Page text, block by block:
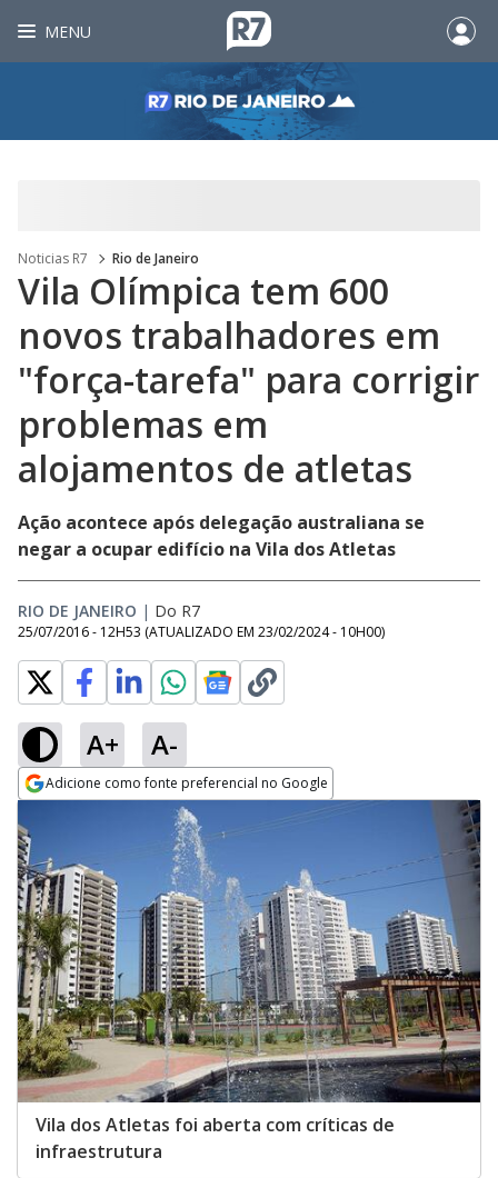
MENU
Noticias R7 Rio de Janeiro
Vila Olímpica tem 600
novos trabalhadores em
"força-tarefa" para corrigir
problemas em
alojamentos de atletas
Ação acontece após delegação australiana se
negar a ocupar edifício na Vila dos Atletas
RIO DE JANEIRO | Do R7
25/07/2016 - 12H53 (ATUALIZADO EM 23/02/2024 - 10H00)
A+ A-
Adicione como fonte preferencial no Google
Opens in new window
Vila dos Atletas foi aberta com críticas de
infraestrutura